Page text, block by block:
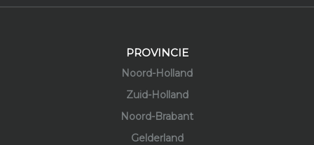
PROVINCIE
Noord-Holland
Zuid-Holland
Noord-Brabant
Gelderland